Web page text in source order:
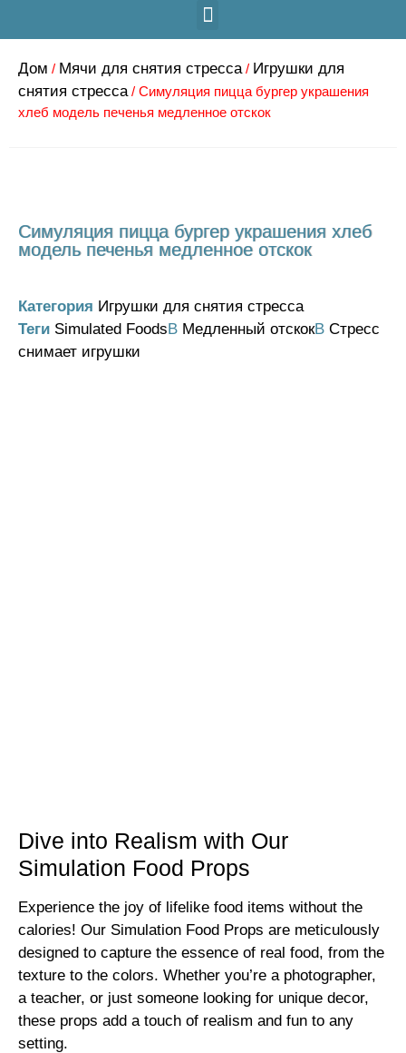
Дом / Мячи для снятия стресса / Игрушки для
снятия стресса / Симуляция пицца бургер украшения
хлеб модель печенья медленное отскок
Симуляция пицца бургер украшения хлеб
модель печенья медленное отскок
Категория Игрушки для снятия стресса
Теги Simulated FoodsВ Медленный отскокВ Стресс
снимает игрушки
Dive into Realism with Our
Simulation Food Props
Experience the joy of lifelike food items without the
calories! Our Simulation Food Props are meticulously
designed to capture the essence of real food, from the
texture to the colors. Whether you’re a photographer,
a teacher, or just someone looking for unique decor,
these props add a touch of realism and fun to any
setting.